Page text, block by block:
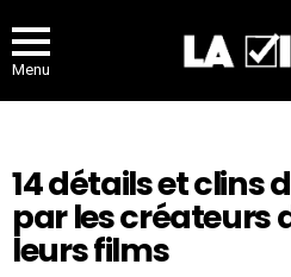
Menu
14 détails et clins
par les créateurs
leurs films